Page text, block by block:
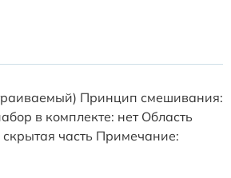
Принцип смешивания:
в комплекте: нет Область
часть Примечание: